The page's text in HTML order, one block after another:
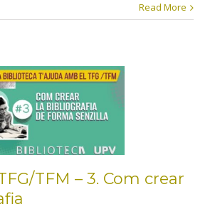
Read More
Formació
TFM – 3.
Com crear la
bibliografia
TFM – 3. Com crear